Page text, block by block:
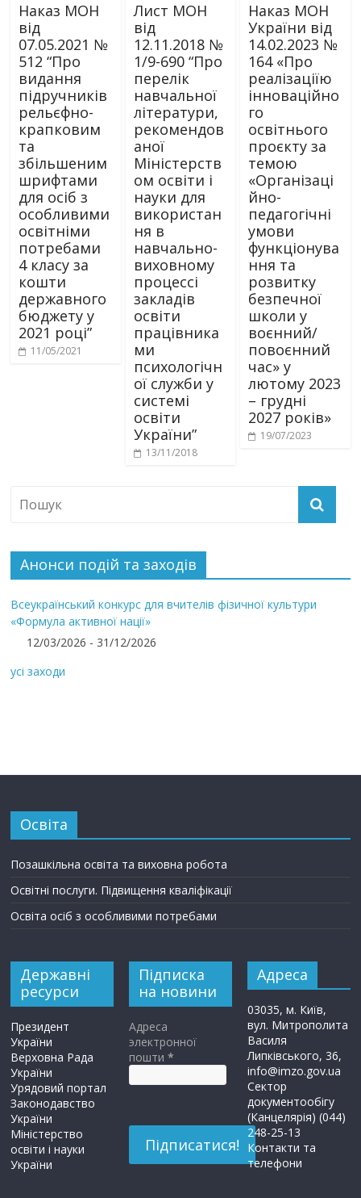
Наказ МОН
від
07.05.2021 №
512 “Про
видання
підручників
рельєфно-
крапковим
та
збільшеним
шрифтами
для осіб з
особливими
освітніми
потребами
4 класу за
кошти
державного
бюджету у
2021 році”
11/05/2021
Лист МОН
від
12.11.2018 №
1/9-690 “Про
перелік
навчальної
літератури,
рекомендов
аної
Міністерств
ом освіти і
науки для
використан
ня в
навчально-
виховному
процессі
закладів
освіти
працівника
ми
психологічн
ої служби у
системі
освіти
України”
13/11/2018
Наказ МОН
України від
14.02.2023 №
164 «Про
реалізаціїю
інноваційно
го
освітнього
проєкту за
темою
«Організаці
йно-
педагогічні
умови
функціонува
ння та
розвитку
безпечної
школи у
воєнний/
повоєнний
час» у
лютому 2023
– грудні
2027 років»
19/07/2023
Анонси подій та заходів
Всеукраїнський конкурс для вчителів фізичної культури
«Формула активної нації»
12/03/2026 - 31/12/2026
усі заходи
Освіта
Позашкільна освіта та виховна робота
Освітні послуги. Підвищення кваліфікації
Освіта осіб з особливими потребами
Державні
ресурси
Президент
України
Верховна Рада
України
Урядовий портал
Законодавство
України
Міністерство
освіти і науки
України
Підписка
на новини
Адреса
электронної
пошти*
Адреса
03035, м. Київ,
вул. Митрополита
Василя
Липківського, 36,
info@imzo.gov.ua
Сектор
документообігу
(Канцелярія) (044)
248-25-13
Контакти та
телефони